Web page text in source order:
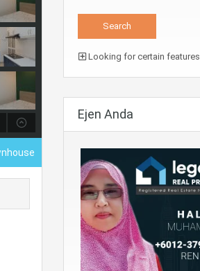
Looking for certain features
Ejen Anda